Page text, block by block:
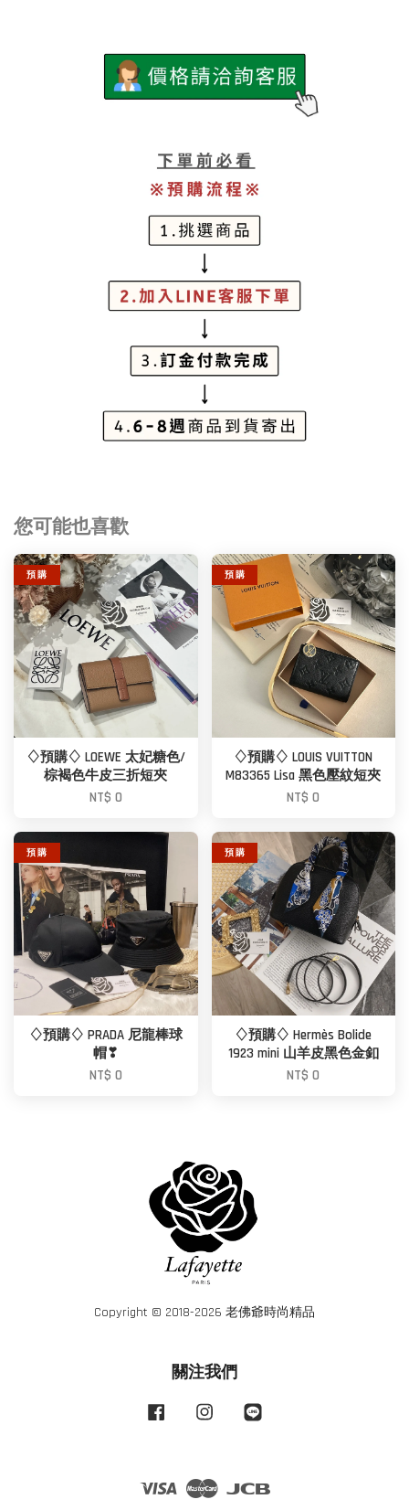
您可能也喜歡
預 購
♢預購♢ LOEWE 太妃糖色/
棕褐色牛皮三折短夾
NT$ 0
預 購
♢預購♢ LOUIS VUITTON
M83365 Lisa 黑色壓紋短夾
NT$ 0
預 購
♢預購♢ PRADA 尼龍棒球
帽❣
NT$ 0
預 購
♢預購♢ Hermès Bolide
1923 mini 山羊皮黑色金釦
NT$ 0
Copyright © 2018-2026 老佛爺時尚精品
關注我們
Facebook Instagram
Visa Master